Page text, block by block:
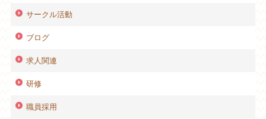
サークル活動
ブログ
求人関連
研修
職員採用